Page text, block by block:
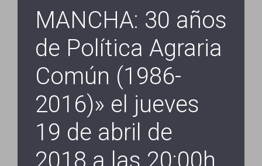
MANCHA: 30 años
de Política Agraria
Común (1986-
2016)» el jueves
19 de abril de
2018 a las 20:00h